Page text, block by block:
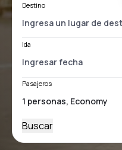
Destino
Ida
Pasajeros
Buscar